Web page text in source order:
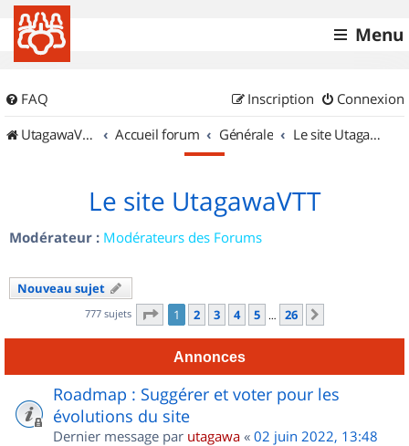
Menu
FAQ Connexion
Inscription
UtagawaVTT (Randos VTT et VTTAE avec traces GPS)
Accueil forum Générale Le site UtagawaVTT
Le site UtagawaVTT
Modérateur : Modérateurs des Forums
Nouveau sujet
777 sujets Page 1sur
1 2 3 4 5 … 26
Annonces
Roadmap : Suggérer et voter pour les
évolutions du site
Dernier message par utagawa « 02 juin 2022, 13:48